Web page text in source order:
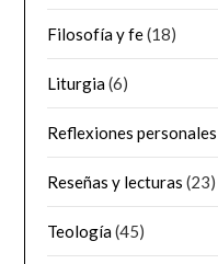
Filosofía y fe(18)
Liturgia(6)
Reflexiones personales
Reseñas y lecturas (23)
Teología(45)